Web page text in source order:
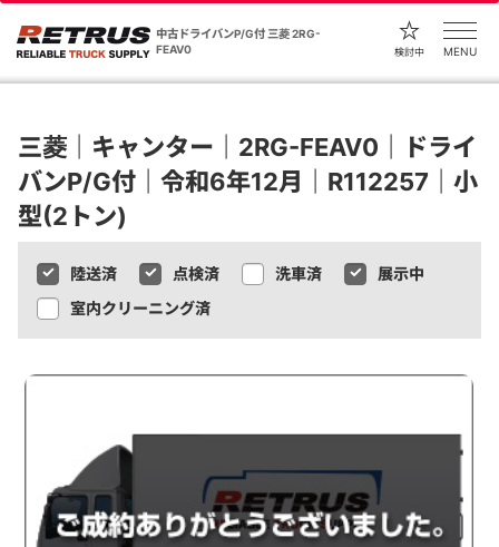
中古ドライバンP/G付 三菱 2RG-
FEAV0
検討中 MENU
三菱｜キャンター｜2RG-FEAV0｜ドライ
バンP/G付｜令和6年12月｜R112257｜小
型(2トン)
陸送済 点検済 洗車済
展示中
室内クリーニング済